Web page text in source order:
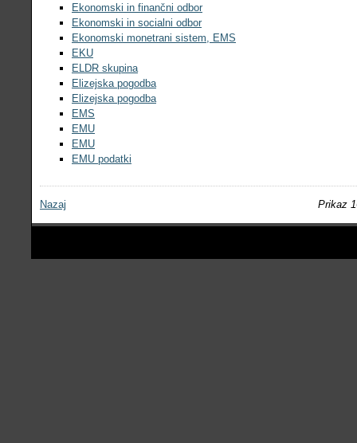
Ekonomski in finančni odbor
Ekonomski in socialni odbor
Ekonomski monetrani sistem, EMS
EKU
ELDR skupina
Elizejska pogodba
Elizejska pogodba
EMS
EMU
EMU
EMU podatki
Nazaj Prikaz